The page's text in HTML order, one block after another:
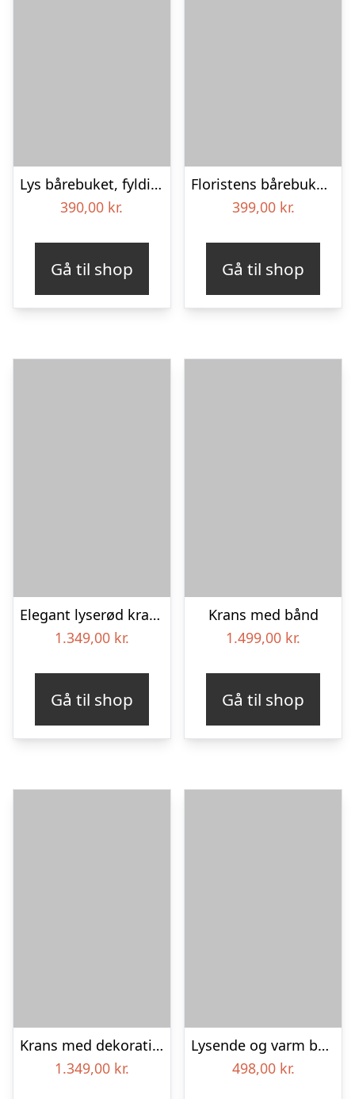
Lys bårebuket, fyldig – Blomster til begravelse
390,00 kr.
Gå til shop
Floristens bårebuket – Hvide nuancer
399,00 kr.
Gå til shop
Elegant lyserød krans med bånd
1.349,00 kr.
Gå til shop
Krans med bånd
1.499,00 kr.
Gå til shop
Krans med dekoration og bånd – Et farverigt farvel
1.349,00 kr.
Lysende og varm bårebuket – Blomster til begravelse
498,00 kr.